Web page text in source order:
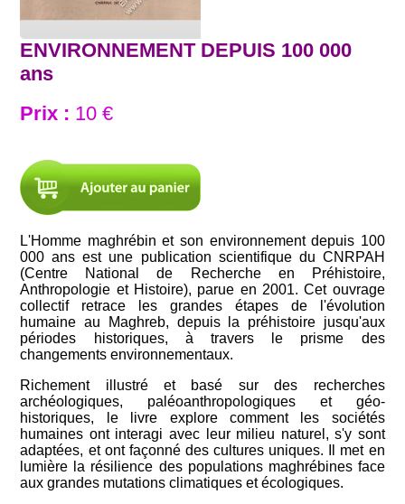
ENVIRONNEMENT DEPUIS 100 000
ans
Prix : 10 €
L'Homme maghrébin et son environnement depuis 100
000 ans est une publication scientifique du CNRPAH
(Centre National de Recherche en Préhistoire,
Anthropologie et Histoire), parue en 2001. Cet ouvrage
collectif retrace les grandes étapes de l'évolution
humaine au Maghreb, depuis la préhistoire jusqu'aux
périodes historiques, à travers le prisme des
changements environnementaux.
Richement illustré et basé sur des recherches
archéologiques, paléoanthropologiques et géo-
historiques, le livre explore comment les sociétés
humaines ont interagi avec leur milieu naturel, s'y sont
adaptées, et ont façonné des cultures uniques. Il met en
lumière la résilience des populations maghrébines face
aux grandes mutations climatiques et écologiques.